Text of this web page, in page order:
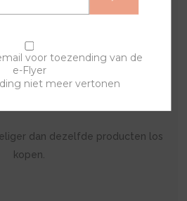
je kiest voor een goudkleurig
goudkleurige sluitingen
de banden.
dan dezelfde producten los
kopen.
voor toezending van de
e-Flyer
niet meer vertonen